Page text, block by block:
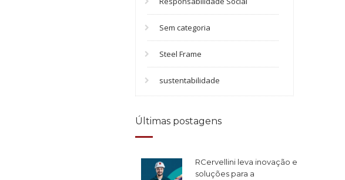
Sem categoria
Steel Frame
sustentabilidade
Últimas postagens
RCervellini leva inovação e
soluções para a